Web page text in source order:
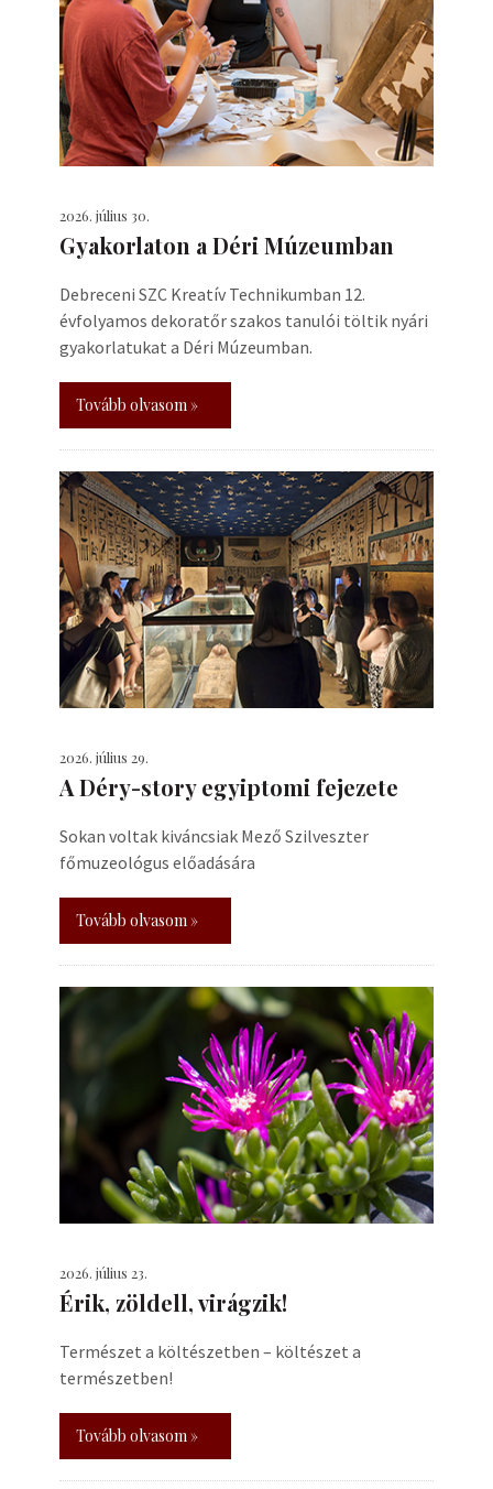
2026. július 30.
Gyakorlaton a Déri Múzeumban
Debreceni SZC Kreatív Technikumban 12.
évfolyamos dekoratőr szakos tanulói töltik nyári
gyakorlatukat a Déri Múzeumban.
Tovább olvasom »
2026. július 29.
A Déry-story egyiptomi fejezete
Sokan voltak kiváncsiak Mező Szilveszter
főmuzeológus előadására
Tovább olvasom »
2026. július 23.
Érik, zöldell, virágzik!
Természet a költészetben – költészet a
természetben!
Tovább olvasom »